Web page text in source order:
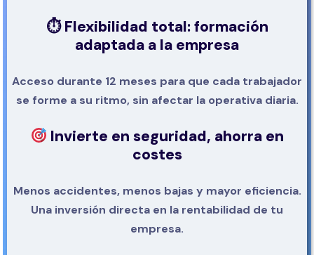
⏱Flexibilidad total: formación
adaptada a la empresa
Acceso durante 12 meses para que cada trabajador
se forme a su ritmo, sin afectar la operativa diaria.
Invierte en seguridad, ahorra en
costes
Menos accidentes, menos bajas y mayor eficiencia.
Una inversión directa en la rentabilidad de tu
empresa.